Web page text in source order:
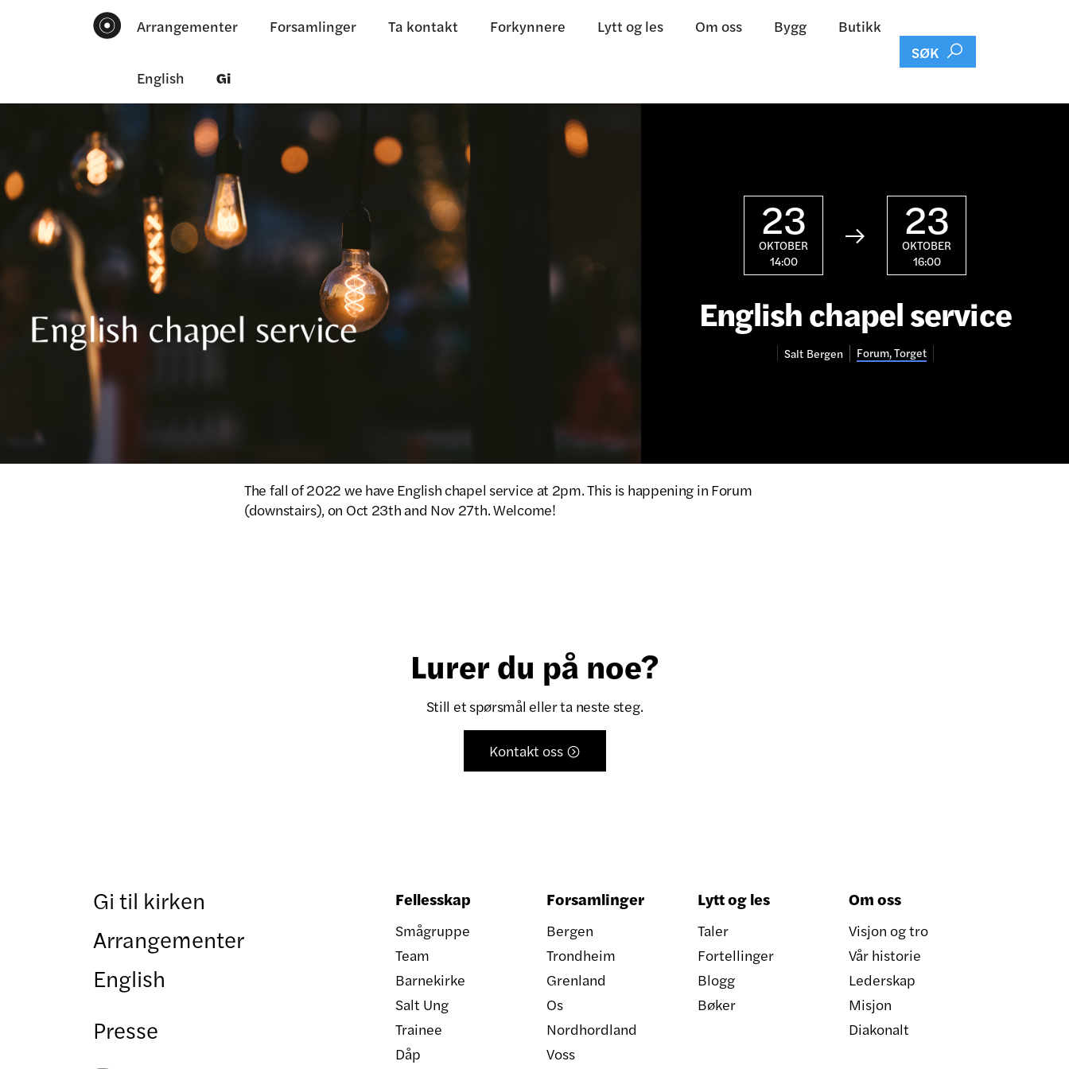
Arrangementer Forsamlinger Ta kontakt Forkynnere Lytt og les Om oss Bygg Butikk
English Gi
SØK 
23
OKTOBER
14:00
 23
OKTOBER
16:00
English chapel service
Salt Bergen Forum, Torget
The fall of 2022 we have English chapel service at 2pm. This is happening in Forum
(downstairs), on Oct 23th and Nov 27th. Welcome!
Lurer du på noe?
Still et spørsmål eller ta neste steg.
Kontakt oss 
Gi til kirken
Arrangementer
English
Presse
Fellesskap
Smågruppe
Team
Barnekirke
Salt Ung
Trainee
Dåp
Forsamlinger
Bergen
Trondheim
Grenland
Os
Nordhordland
Voss
Lytt og les
Taler
Fortellinger
Blogg
Bøker
Om oss
Visjon og tro
Vår historie
Lederskap
Misjon
Diakonalt